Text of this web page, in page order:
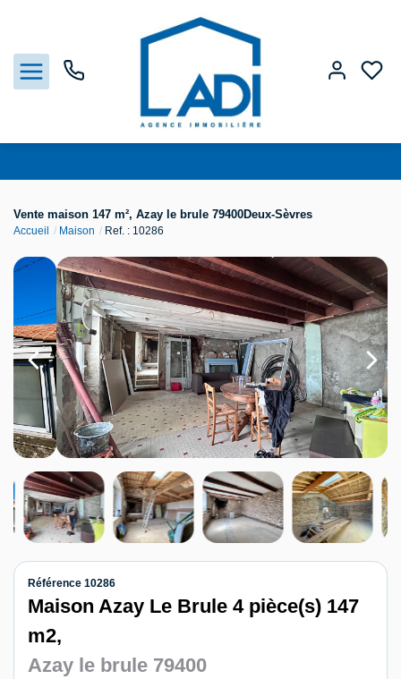
Estimation
Agences
Gestion
Contact
Vente maison 147 m², Azay le brule 79400Deux-Sèvres
Accueil Maison Ref. : 10286
Référence 10286
Maison Azay Le Brule 4 pièce(s) 147
m2,
Azay le brule 79400